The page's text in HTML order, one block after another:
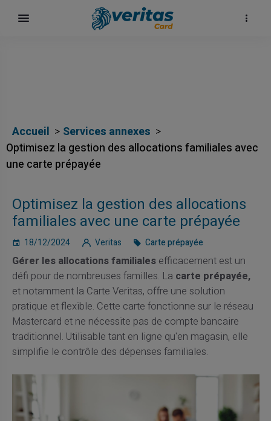
Accueil
Services annexes
Optimisez la gestion des allocations familiales avec
une carte prépayée
Optimisez la gestion des allocations
familiales avec une carte prépayée
18/12/2024 Veritas Carte prépayée
Gérer les allocations familialesefficacement est un
défi pour de nombreuses familles. La carte prépayée,
et notamment la Carte Veritas, offre une solution
pratique et flexible. Cette carte fonctionne sur le réseau
Mastercard et ne nécessite pas de compte bancaire
traditionnel. Utilisable tant en ligne qu'en magasin, elle
simplifie le contrôle des dépenses familiales.